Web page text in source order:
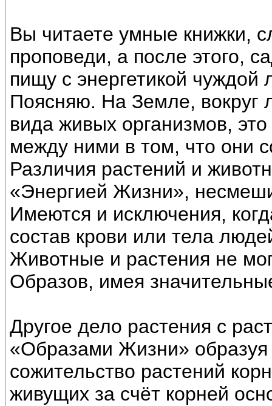
Вы читаете умные книжки,
проповеди, а после этого,
пищу с энергетикой чуждой
Поясняю. На Земле, вокруг
вида живых организмов,
между ними в том, что они
Различия растений и
«Энергией Жизни»,
Имеются и исключения,
состав крови или тела
Животные и растения не
Образов, имея
Другое дело растения с
«Образами Жизни»
сожительство растений
живущих за счёт корней